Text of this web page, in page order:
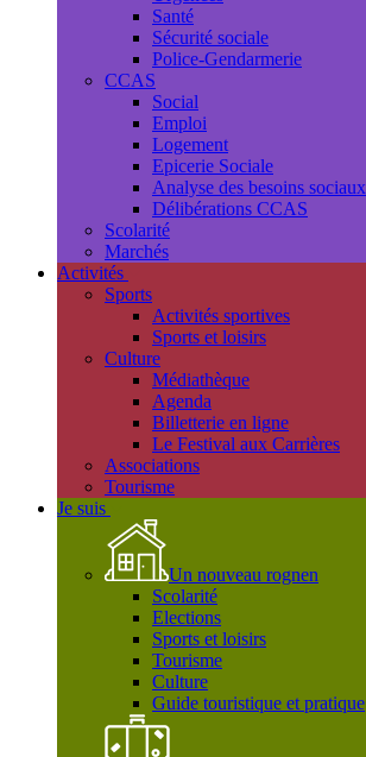
Santé
Sécurité sociale
Police-Gendarmerie
CCAS
Social
Emploi
Logement
Epicerie Sociale
Analyse des besoins sociaux
Délibérations CCAS
Scolarité
Marchés
Activités
Sports
Activités sportives
Sports et loisirs
Culture
Médiathèque
Agenda
Billetterie en ligne
Le Festival aux Carrières
Associations
Tourisme
Je suis
Un nouveau rognen
Scolarité
Elections
Sports et loisirs
Tourisme
Culture
Guide touristique et pratique